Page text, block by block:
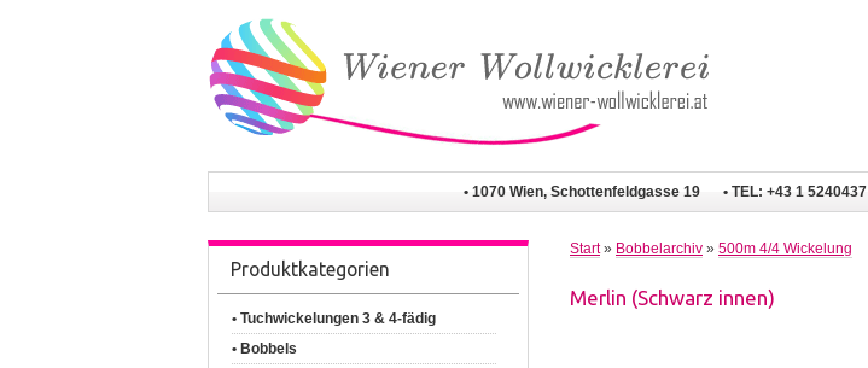
• 1070 Wien, Schottenfeldgasse 19 • TEL: +43 1 5240437
Produktkategorien
• Tuchwickelungen 3 & 4-fädig
• Bobbels
Start» Bobbelarchiv » 500m 4/4 Wickelung
Merlin (Schwarz innen)